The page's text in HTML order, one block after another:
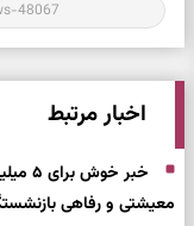
اخبار مرتبط
خبر
معیشتی و رفاهی